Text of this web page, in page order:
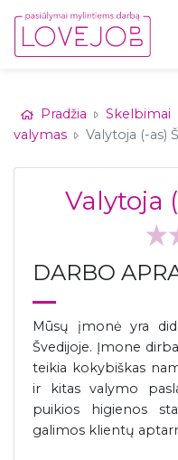
Pradžia Skelbimai
valymas
Valytoja (-as)
Valytoja
DARBO
Mūsų įmonė yra
Švedijoje. Įmone
teikia kokybiškas
ir kitas valymo
puikios higienos
galimos klientų